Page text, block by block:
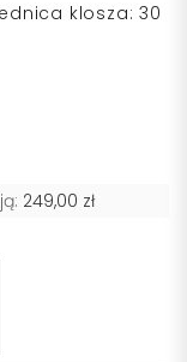
klosza: 30
249,00 zł